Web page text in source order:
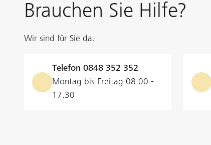
Brauchen Sie Hilfe?
Wir sind für Sie da.
Telefon 0848 352 352
Montag bis Freitag 08.00 -
17.30